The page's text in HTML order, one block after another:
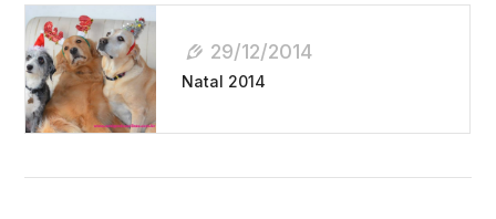
Navegação
De
Post
29/12/2014
Natal 2014